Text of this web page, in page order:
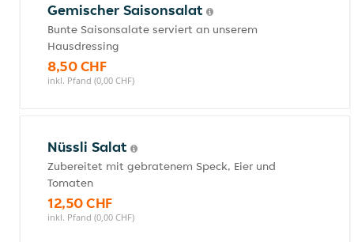
Gemischer Saisonsalat
Bunte Saisonsalate serviert an unserem
Hausdressing
8,50 CHF
inkl. Pfand (0,00 CHF)
Nüssli Salat
Zubereitet mit gebratenem Speck, Eier und
Tomaten
12,50 CHF
inkl. Pfand (0,00 CHF)